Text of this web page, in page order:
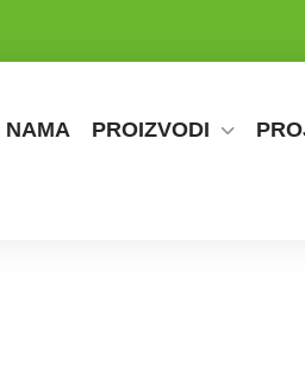
NAMA PROIZVODI